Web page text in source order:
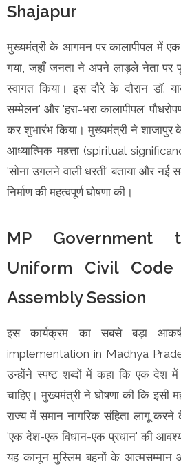
Shajapur
मुख्यमंत्री के आगमन पर कालापीपल में एक
गया, जहाँ जनता ने अपने लाड़ले नेता पर
स्वागत किया। इस दौरे के दौरान डॉ.
सम्मेलन' और 'हरा-भरा कालापीपल'
कर शुभारंभ किया। मुख्यमंत्री ने शाजापुर
आध्यात्मिक महत्ता (spiritual
'सोना उगलने वाली धरती' बताया और
निर्माण की महत्वपूर्ण घोषणा की।
MP Government
Uniform Civil
Assembly Session
इस कार्यक्रम का सबसे बड़ा
implementation in Madhya
उन्होंने स्पष्ट शब्दों में कहा कि एक देश
चाहिए। मुख्यमंत्री ने घोषणा की कि इसी
राज्य में समान नागरिक संहिता लागू
'एक देश-एक विधान-एक प्रधान' की
यह कानून मुस्लिम बहनों के आत्मसम्मान